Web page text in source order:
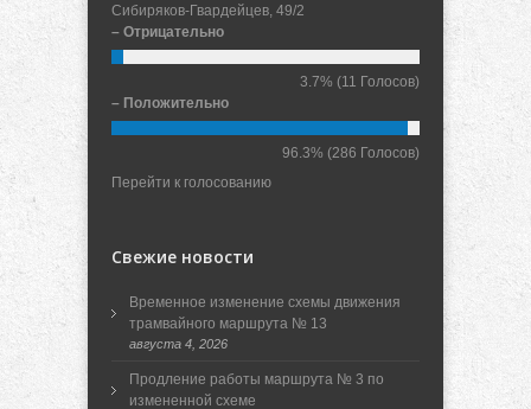
Сибиряков-Гвардейцев, 49/2
– Отрицательно
3.7% (11 Голосов)
– Положительно
96.3% (286 Голосов)
Перейти к голосованию
Свежие новости
Временное изменение схемы движения
трамвайного маршрута № 13
августа 4, 2026
Продление работы маршрута № 3 по
измененной схеме